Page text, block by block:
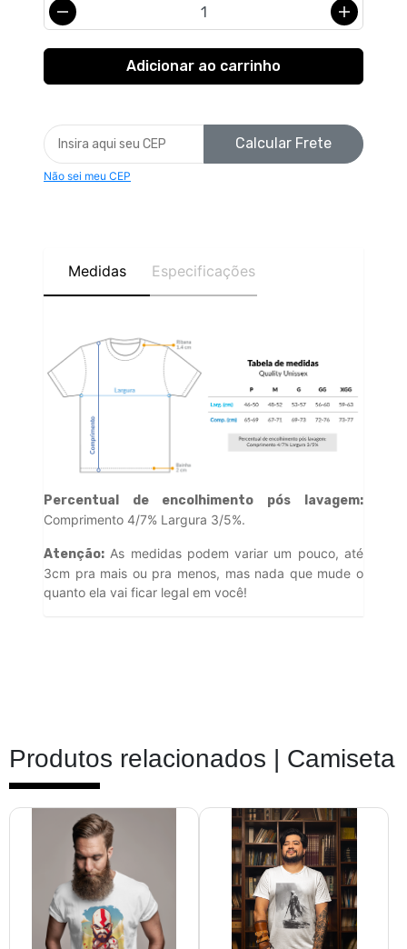
Calcular Frete
Não sei meu CEP
Medidas Especificações
Percentual de encolhimento pós lavagem:
Comprimento 4/7% Largura 3/5%.
Atenção: As medidas podem variar um pouco, até
3cm pra mais ou pra menos, mas nada que mude o
quanto ela vai ficar legal em você!
Produtos relacionados | Camiseta